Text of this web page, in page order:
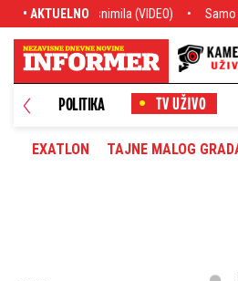
• AKTUELNO
ako ste hrabre, bezobrazne i volite da u
NOVO POLITIKA
EXATLON TAJNE MALOG